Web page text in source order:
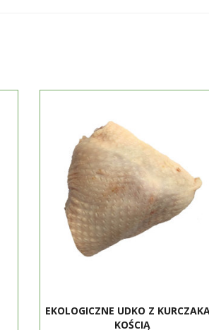
EKOLOGICZNE UDKO Z
KOŚCIĄ